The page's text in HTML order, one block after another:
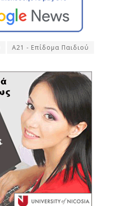
Α21 - Επίδομα Παιδιού